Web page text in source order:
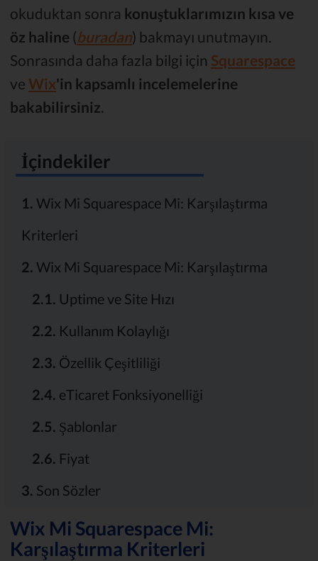
okuduktan sonra konuştuklarımızın kısa ve
öz haline (buradan) bakmayı unutmayın.
Sonrasında daha fazla bilgi için Squarespace
ve Wix'in kapsamlı incelemelerine
bakabilirsiniz.
İçindekiler
1. Wix Mi Squarespace Mi: Karşılaştırma
Kriterleri
2. Wix Mi Squarespace Mi: Karşılaştırma
2.1. Uptime ve Site Hızı
2.2. Kullanım Kolaylığı
2.3. Özellik Çeşitliliği
2.4. eTicaret Fonksiyonelliği
2.5. Şablonlar
2.6. Fiyat
3. Son Sözler
Wix Mi Squarespace Mi:
Karşılaştırma Kriterleri